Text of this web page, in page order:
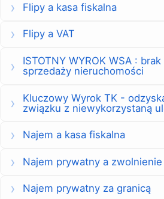
Flipy a kasa fiskalna
Flipy a VAT
ISTOTNY WYROK WSA :
sprzedaży nieruchomości
Kluczowy Wyrok TK -
związku z niewykorzystaną
Najem a kasa fiskalna
Najem prywatny a zwolnienie
Najem prywatny za granicą